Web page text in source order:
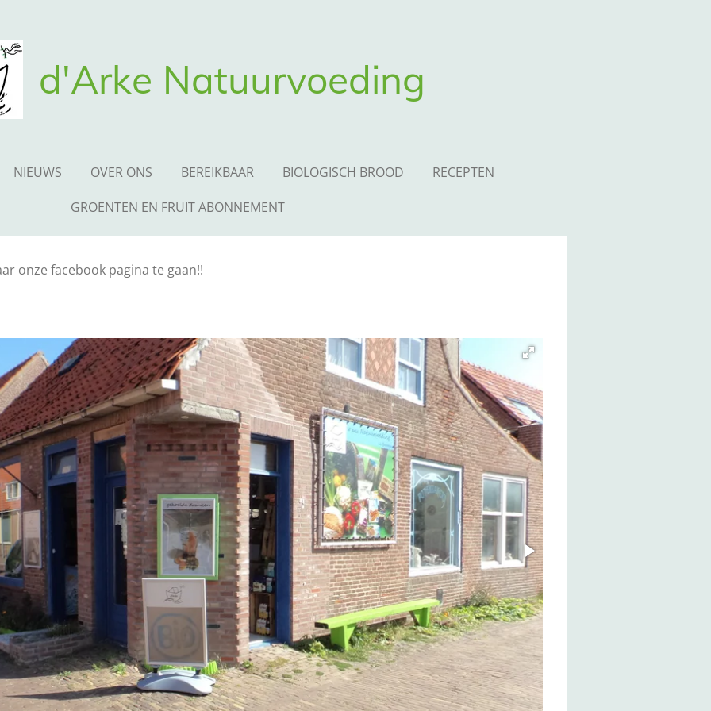
d'Arke Natuurvoeding
NIEUWS OVER ONS BEREIKBAAR BIOLOGISCH BROOD
RECEPTEN
GROENTEN EN FRUIT ABONNEMENT
onze facebook pagina te gaan!!